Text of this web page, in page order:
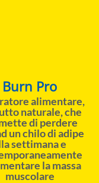
Burn Pro
alimentare,
naturale, che
di perdere
un chilo di adipe
settimana e
la massa
muscolare